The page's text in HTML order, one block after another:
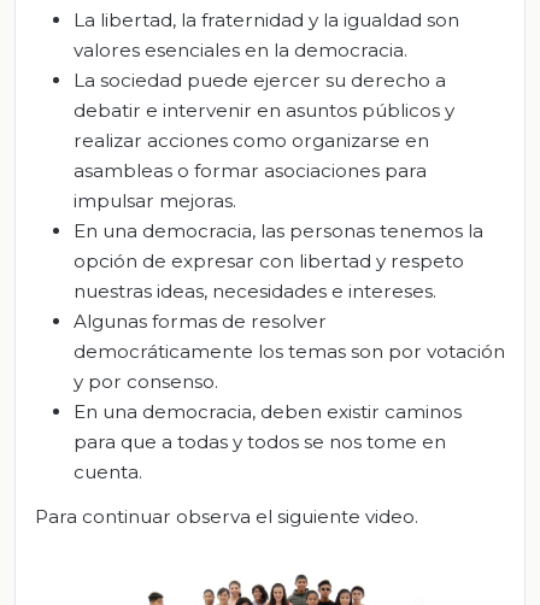
La libertad, la fraternidad y la igualdad son
valores esenciales en la democracia.
La sociedad puede ejercer su derecho a
debatir e intervenir en asuntos públicos y
realizar acciones como organizarse en
asambleas o formar asociaciones para
impulsar mejoras.
En una democracia, las personas tenemos la
opción de expresar con libertad y respeto
nuestras ideas, necesidades e intereses.
Algunas formas de resolver
democráticamente los temas son por votación
y por consenso.
En una democracia, deben existir caminos
para que a todas y todos se nos tome en
cuenta.
Para continuar observa el siguiente video.